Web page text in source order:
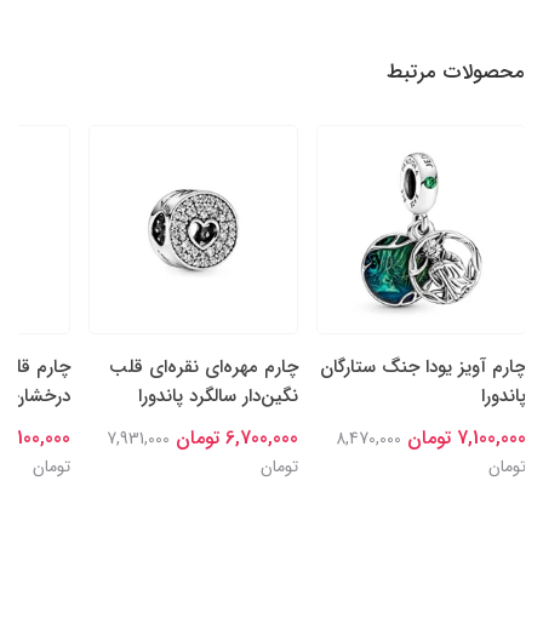
محصولات مرتبط
چارم آویز یودا جنگ ستارگان
پاندورا
7,100,000 تومان
8,470,000
تومان
چارم مهره‌ای نقره‌ای قلب
نگین‌دار سالگرد پاندورا
6,700,000 تومان
7,931,000
تومان
چارم
درخشان
7,100,000 تومان
تومان